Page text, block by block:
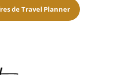
de Travel Planner